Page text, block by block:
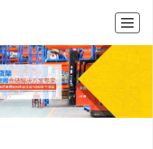
公司介绍 联系我们